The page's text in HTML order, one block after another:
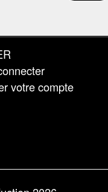
votre compte